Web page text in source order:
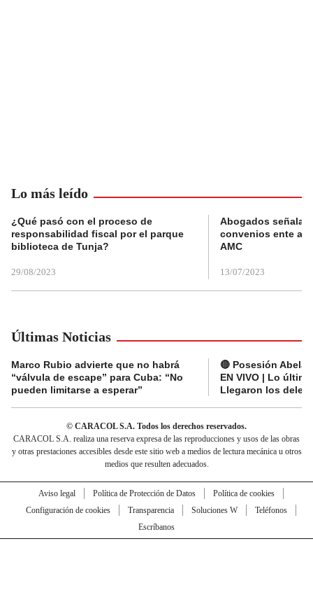
Lo más leído
¿Qué pasó con el proceso de
responsabilidad fiscal por el parque
biblioteca de Tunja?
29/08/2023
Abogados
convenios ente
AMC
13/07/2023
Últimas Noticias
Marco Rubio advierte que no habrá
“válvula de escape” para Cuba: “No
pueden limitarse a esperar”
🔴 Posesión
EN VIVO | Lo
Llegaron los
© CARACOL S.A. Todos los derechos reservados.
CARACOL S.A. realiza una reserva expresa de las reproducciones y usos de las obras
y otras prestaciones accesibles desde este sitio web a medios de lectura mecánica u otros
medios que resulten adecuados.
Aviso legal Política de Protección de Datos
Política de cookies
Configuración de cookies
Transparencia Soluciones W
Teléfonos
Escríbanos